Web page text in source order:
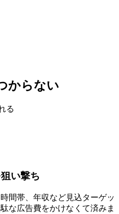
からない
る
い撃ち
間帯、年収など見込ターゲッ
な広告費をかけなくて済みま